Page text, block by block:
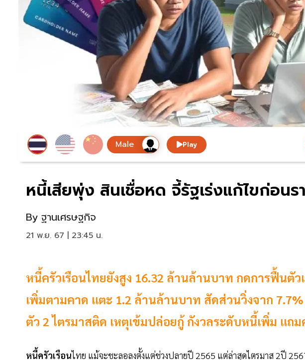
Play
หนี้เสียพุ่ง สินเชื่อหด จี้รัฐเร่งแก้ไขก่อน
By ฐานเศรษฐกิจ
21 พ.ย. 67 | 23:45 น.
หนี้ครัวเรือนไทยยังสูง 16.32 ล้านล้านบาท กดการฟื้นตัว
เพิ่มตามคาด แตะ 1.2 ล้านล้านบาท​ สัดส่วนวิ่งจาก​
ตัว 2 ไตรมาสติด เหตุเข้มปล่อยกู้ กังวลระดับหนี้เพิ่ม แถ
หนี้ครัวเรือนไทย แม้จะชะลอลงตั้งแต่ช่วงปลายปี 2565 แต่ล่าสุดไตรมาส 2ปี